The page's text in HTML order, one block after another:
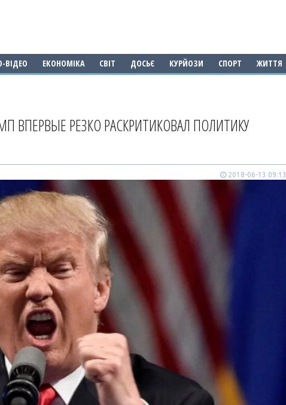
ВІДЕО ЕКОНОМІКА СВІТ ДОСЬЄ КУРЙОЗИ СПОРТ ЖИТТЯ
ВПЕРВЫЕ РЕЗКО РАСКРИТИКОВАЛ ПОЛИТИКУ
2018-06-13 09:13